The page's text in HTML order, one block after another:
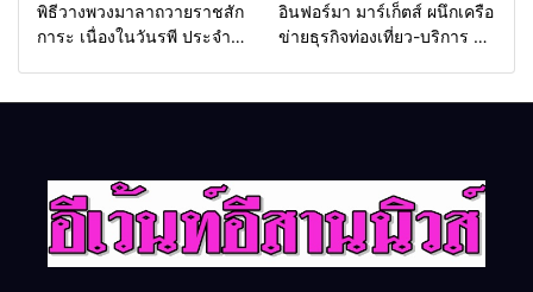
พิธีวางพวงมาลาถวายราชสัก
การะ เนื่องในวันรพี ประจำปี
อินฟอร์มา มาร์เก็ตส์ ผนึกเครือ
ข่ายธุรกิจท่องเที่ยว-บริการ จัด